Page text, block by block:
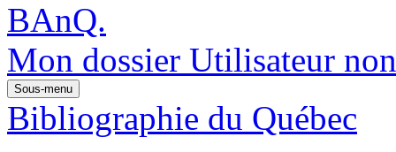
Mon dossier Utilisateur
Sous-menu
Bibliographie du Québec